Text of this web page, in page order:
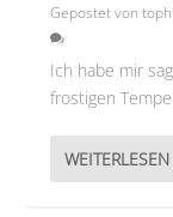
Gepostet von
Ich habe mir
frostigen
WEITERLESEN